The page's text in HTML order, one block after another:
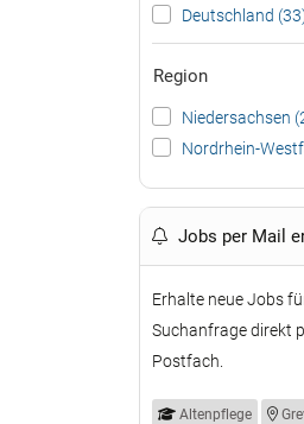
Deutschland
Region
Niedersachsen
Nordrhein-
Jobs per Mail
Erhalte neue Jobs
Suchanfrage direkt
Postfach.
Altenpflege